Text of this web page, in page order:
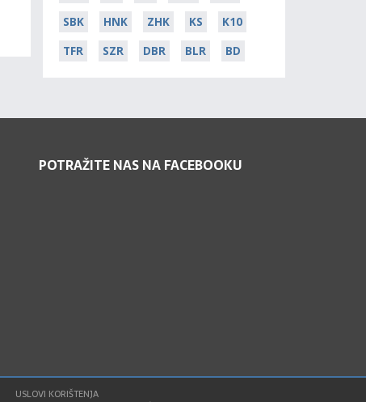
SBK
HNK ZHK KS
K10
TFR
SZR DBR BLR BD
POTRAŽITE NAS NA FACEBOOKU
USLOVI KORIŠTENJA